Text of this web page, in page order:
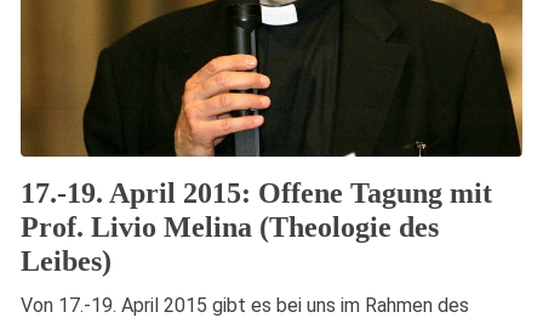
17.-19. April 2015: Offene Tagung mit
Prof. Livio Melina (Theologie des
Leibes)
Von 17.-19. April 2015 gibt es bei uns im Rahmen des